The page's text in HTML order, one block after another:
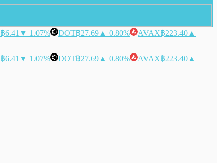
฿6.41 ▼ 1.07% DOT฿27.69 ▲ 0.80% AVAX฿223.40 ▲
฿6.41 ▼ 1.07% DOT฿27.69 ▲ 0.80% AVAX฿223.40 ▲